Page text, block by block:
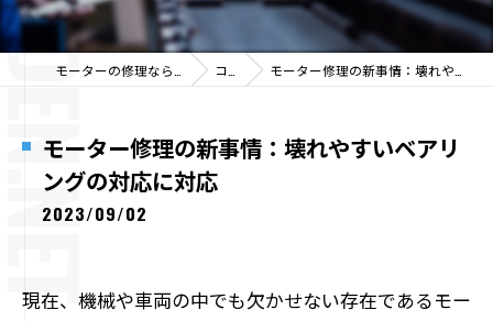
コラム モーター修理の新事情：壊れやすいベアリングの対応に対応
モーター修理の新事情：壊れやすいベアリ
ングの対応に対応
2023/09/02
現在、機械や車両の中でも欠かせない存在であるモー